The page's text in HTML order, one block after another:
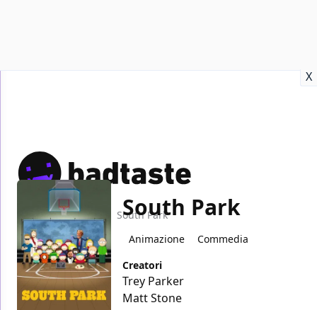
X
Home TV South Park
South Park
Animazione
Commedia
Creatori
Trey Parker
Matt Stone